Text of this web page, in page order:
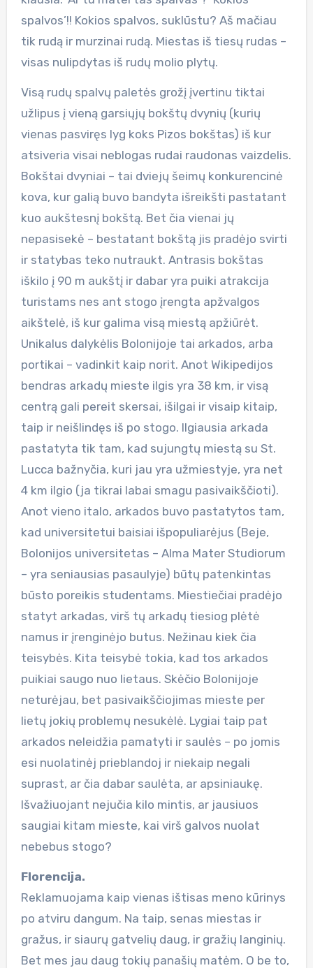
spalvos’!! Kokios spalvos, suklūstu? Aš mačiau
tik rudą ir murzinai rudą. Miestas iš tiesų rudas –
visas nulipdytas iš rudų molio plytų.
Visą rudų spalvų paletės grožį įvertinu tiktai
užlipus į vieną garsiųjų bokštų dvynių (kurių
vienas pasviręs lyg koks Pizos bokštas) iš kur
atsiveria visai neblogas rudai raudonas vaizdelis.
Bokštai dvyniai – tai dviejų šeimų konkurencinė
kova, kur galią buvo bandyta išreikšti pastatant
kuo aukštesnį bokštą. Bet čia vienai jų
nepasisekė – bestatant bokštą jis pradėjo svirti
ir statybas teko nutraukt. Antrasis bokštas
iškilo į 90 m aukštį ir dabar yra puiki atrakcija
turistams nes ant stogo įrengta apžvalgos
aikštelė, iš kur galima visą miestą apžiūrėt.
Unikalus dalykėlis Bolonijoje tai arkados, arba
portikai – vadinkit kaip norit. Anot Wikipedijos
bendras arkadų mieste ilgis yra 38 km, ir visą
centrą gali pereit skersai, išilgai ir visaip kitaip,
taip ir neišlindęs iš po stogo. Ilgiausia arkada
pastatyta tik tam, kad sujungtų miestą su St.
Lucca bažnyčia, kuri jau yra užmiestyje, yra net
4 km ilgio (ja tikrai labai smagu pasivaikščioti).
Anot vieno italo, arkados buvo pastatytos tam,
kad universitetui baisiai išpopuliarėjus (Beje,
Bolonijos universitetas – Alma Mater Studiorum
– yra seniausias pasaulyje) būtų patenkintas
būsto poreikis studentams. Miestiečiai pradėjo
statyt arkadas, virš tų arkadų tiesiog plėtė
namus ir įrenginėjo butus. Nežinau kiek čia
teisybės. Kita teisybė tokia, kad tos arkados
puikiai saugo nuo lietaus. Skėčio Bolonijoje
neturėjau, bet pasivaikščiojimas mieste per
lietų jokių problemų nesukėlė. Lygiai taip pat
arkados neleidžia pamatyti ir saulės – po jomis
esi nuolatinėj prieblandoj ir niekaip negali
suprast, ar čia dabar saulėta, ar apsiniaukę.
Išvažiuojant nejučia kilo mintis, ar jausiuos
saugiai kitam mieste, kai virš galvos nuolat
nebebus stogo?
Florencija.
Reklamuojama kaip vienas ištisas meno kūrinys
po atviru dangum. Na taip, senas miestas ir
gražus, ir siaurų gatvelių daug, ir gražių langinių.
Bet mes jau daug tokių panašių matėm. O be to,